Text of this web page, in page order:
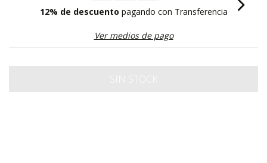
12% de descuento pagando con Transferencia
Ver medios de pago